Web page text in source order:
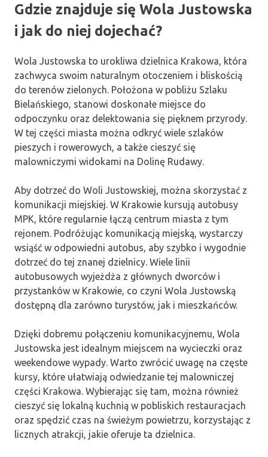
Gdzie znajduje się Wola Justowska
i jak do niej dojechać?
Wola Justowska to urokliwa dzielnica Krakowa, która
zachwyca swoim naturalnym otoczeniem i bliskością
do terenów zielonych. Położona w pobliżu Szlaku
Bielańskiego, stanowi doskonałe miejsce do
odpoczynku oraz delektowania się pięknem przyrody.
W tej części miasta można odkryć wiele szlaków
pieszych i rowerowych, a także cieszyć się
malowniczymi widokami na Dolinę Rudawy.
Aby dotrzeć do Woli Justowskiej, można skorzystać z
komunikacji miejskiej. W Krakowie kursują autobusy
MPK, które regularnie łączą centrum miasta z tym
rejonem. Podróżując komunikacją miejską, wystarczy
wsiąść w odpowiedni autobus, aby szybko i wygodnie
dotrzeć do tej znanej dzielnicy. Wiele linii
autobusowych wyjeżdża z głównych dworców i
przystanków w Krakowie, co czyni Wola Justowską
dostępną dla zarówno turystów, jak i mieszkańców.
Dzięki dobremu połączeniu komunikacyjnemu, Wola
Justowska jest idealnym miejscem na wycieczki oraz
weekendowe wypady. Warto zwrócić uwagę na częste
kursy, które ułatwiają odwiedzanie tej malowniczej
części Krakowa. Wybierając się tam, można również
cieszyć się lokalną kuchnią w pobliskich restauracjach
oraz spędzić czas na świeżym powietrzu, korzystając z
licznych atrakcji, jakie oferuje ta dzielnica.